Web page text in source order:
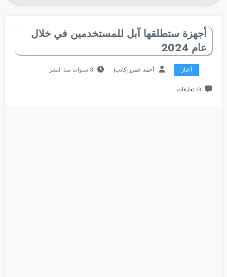
أجهزة ستطلقها آبل للمستخدمين في خلال
عام 2024
أخبار أحمد عمرو (كاتب) 3 سنوات منذ النشر
13 تعليقات